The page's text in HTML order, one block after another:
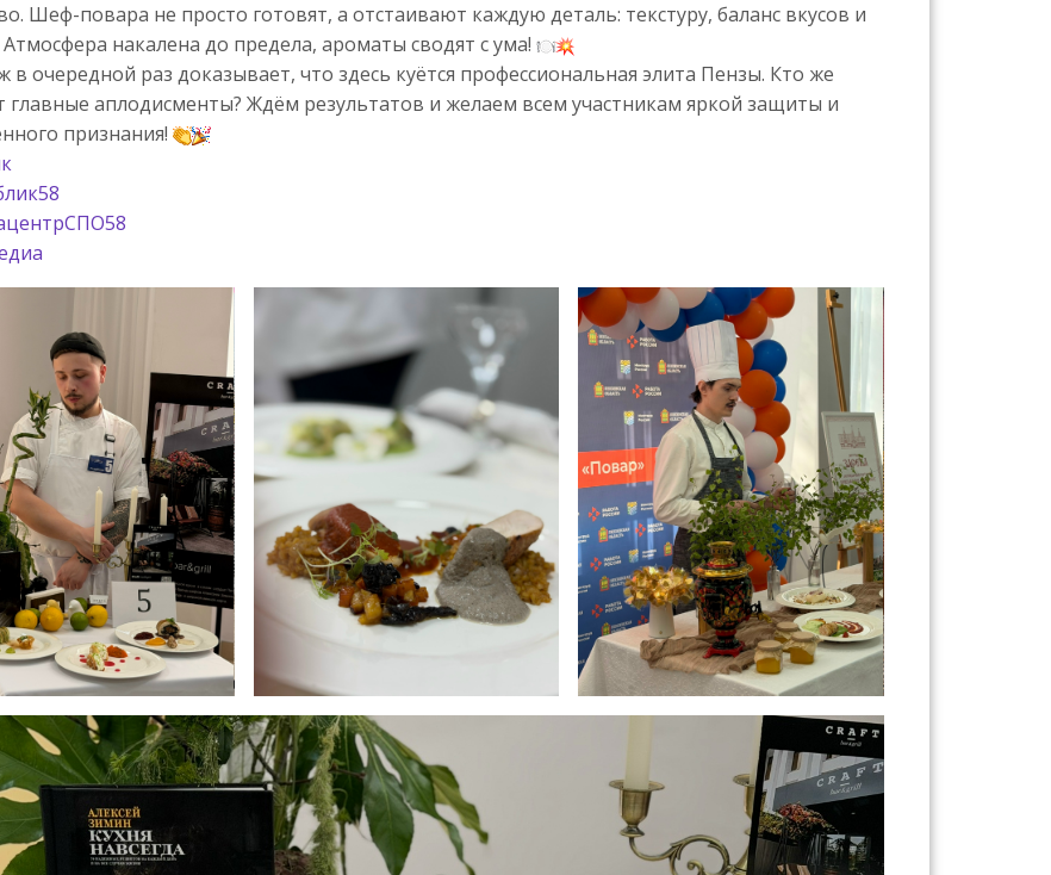
Шеф-повара не просто готовят, а отстаивают каждую деталь: текстуру, баланс вкусов и
Атмосфера накалена до предела, ароматы сводят с ума!
в очередной раз доказывает, что здесь куётся профессиональная элита Пензы. Кто же
главные аплодисменты? Ждём результатов и желаем всем участникам яркой защиты и
признания!